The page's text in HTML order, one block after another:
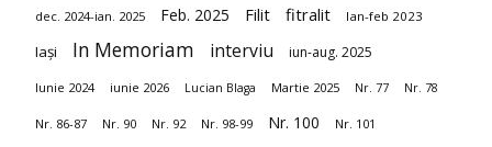
România
dec. 2024-ian. 2025 Feb. 2025 Filit fitralit Ian-feb 2023
Iași In Memoriam interviu iun-aug. 2025
Iunie 2024 iunie 2026 Lucian Blaga Martie 2025 Nr. 77 Nr. 78
Nr. 86-87 Nr. 90 Nr. 92 Nr. 98-99 Nr. 100 Nr. 101